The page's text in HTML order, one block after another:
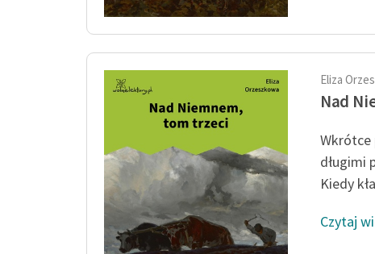
Eliza
Nad
Wkrótce
długimi
Kiedy
Czytaj